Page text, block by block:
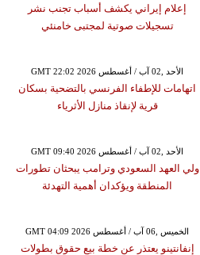
إعلام إيراني يكشف أسباب تجنب نشر
تسجيلات صوتية لمجتبى خامنئي
GMT 22:02 2026 الأحد ,02 آب / أغسطس
اتهامات للإطفاء الفرنسي بالتضحية بسكان
قرية لإنقاذ منازل الأثرياء
GMT 09:40 2026 الأحد ,02 آب / أغسطس
ولي العهد السعودي وترامب يبحثان تطورات
المنطقة ويؤكدان أهمية التهدئة
GMT 04:09 2026 الخميس ,06 آب / أغسطس
إنفانتينو يعتذر عن خطة بيع حقوق بطولات